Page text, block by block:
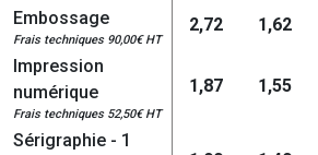
Embossage
Frais techniques 90,00€ HT
2,72 1,62
Impression
numérique
Frais techniques 52,50€ HT
1,87 1,55
Sérigraphie - 1